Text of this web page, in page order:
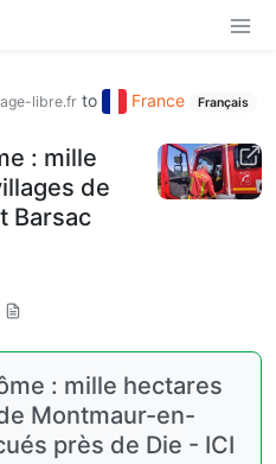
libre.fr to France Français
: mille
de
Barsac
: mille hectares
Montmaur-en-
près de Die - ICI